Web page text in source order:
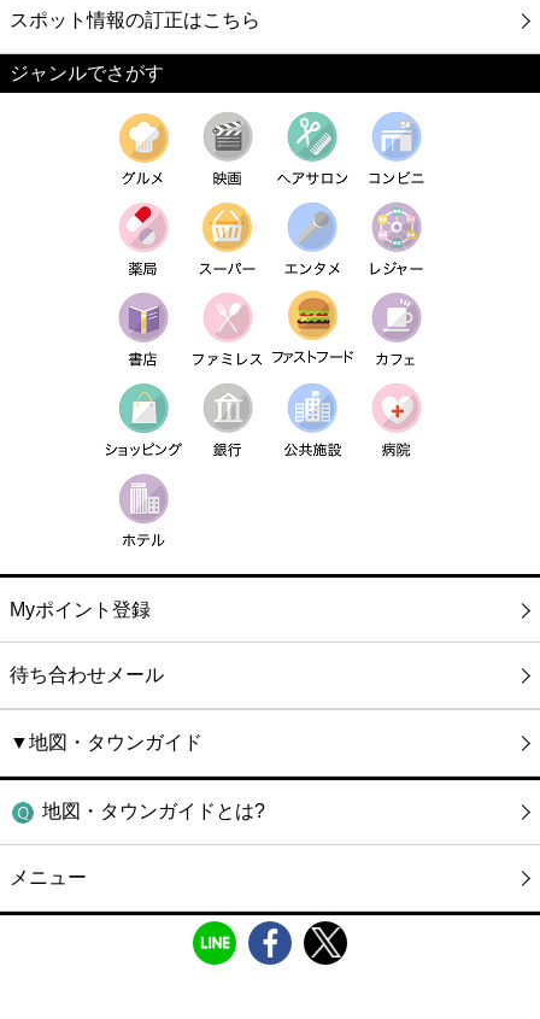
スポット情報の訂正はこちら
ジャンルでさがす
Myポイント登録
待ち合わせメール
▼地図・タウンガイド
地図・タウンガイドとは?
メニュー